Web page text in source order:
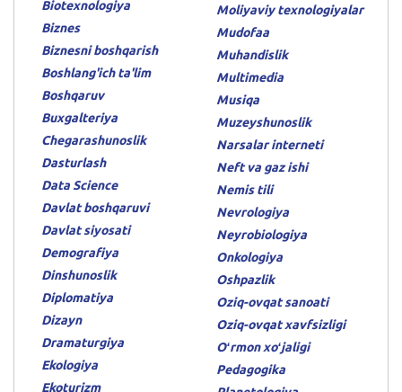
Biotexnologiya
Biznes
Biznesni boshqarish
Boshlang'ich ta'lim
Boshqaruv
Buxgalteriya
Chegarashunoslik
Dasturlash
Data Science
Davlat boshqaruvi
Davlat siyosati
Demografiya
Dinshunoslik
Diplomatiya
Dizayn
Dramaturgiya
Ekologiya
Ekoturizm
Moliyaviy texnologiyalar
Mudofaa
Muhandislik
Multimedia
Musiqa
Muzeyshunoslik
Narsalar interneti
Neft va gaz ishi
Nemis tili
Nevrologiya
Neyrobiologiya
Onkologiya
Oshpazlik
Oziq-ovqat sanoati
Oziq-ovqat xavfsizligi
Oʻrmon xoʻjaligi
Pedagogika